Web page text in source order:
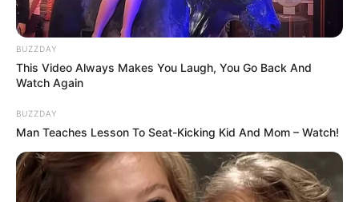
BUZZDAY
This Video Always Makes You Laugh, You Go Back And
Watch Again
BUZZDAY
Man Teaches Lesson To Seat-Kicking Kid And Mom – Watch!